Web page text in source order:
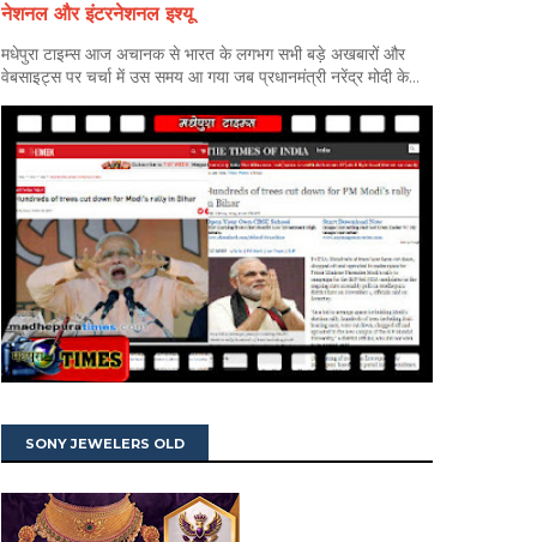
नेशनल और इंटरनेशनल इश्यू
मधेपुरा टाइम्स आज अचानक से भारत के लगभग सभी बड़े अखबारों और
वेबसाइट्स पर चर्चा में उस समय आ गया जब प्रधानमंत्री नरेंद्र मोदी के...
SONY JEWELERS OLD